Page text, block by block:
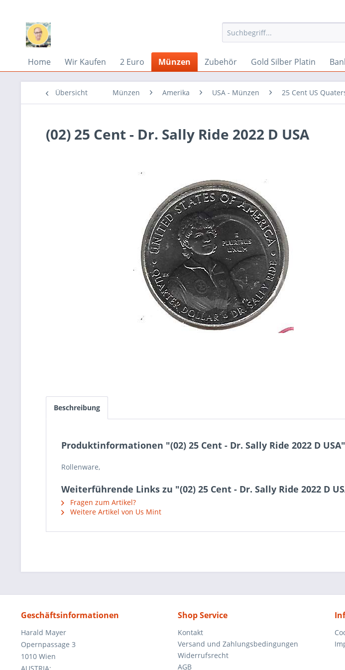
Home Wir Kaufen 2 Euro Münzen Zubehör Gold Silber Platin
Übersicht Münzen Amerika USA - Münzen 25 Cent US
(02) 25 Cent - Dr. Sally Ride 2022 D USA
Beschreibung
Produktinformationen "(02) 25 Cent - Dr. Sally Ride 2022 D USA"
Rollenware,
Weiterführende Links zu "(02) 25 Cent - Dr. Sally Ride 2022 D
Fragen zum Artikel?
Weitere Artikel von Us Mint
Geschäftsinformationen
Harald Mayer
Opernpassage 3
1010 Wien
Shop Service
Kontakt
Versand und Zahlungsbedingungen
Widerrufsrecht
AGB